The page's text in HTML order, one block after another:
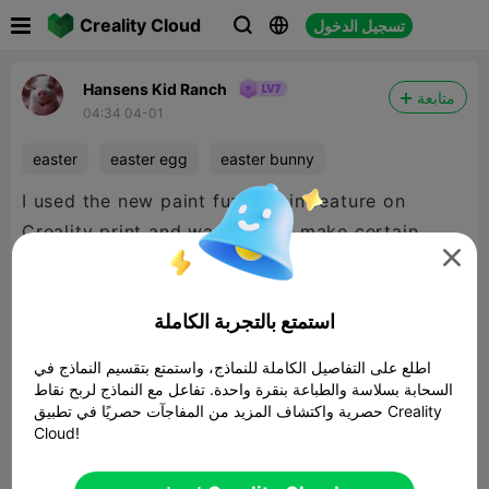
Creality Cloud   تسجيل الدخول
Hansens Kid Ranch
04:34 04-01
متابعة
easter easter egg easter bunny
I used the new paint fuzzy skin feature on
Creality print and was able to make certain
parts fuzzy while leaving all the mechanical
this version in the morning.

استمتع بالتجربة الكاملة
اطلع على التفاصيل الكاملة للنماذج، واستمتع بتقسيم النماذج في
السحابة بسلاسة والطباعة بنقرة واحدة. تفاعل مع النماذج لربح نقاط
حصرية واكتشاف المزيد من المفاجآت حصريًا في تطبيق Creality
Cloud!